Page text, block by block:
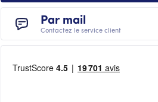
Par mail
Contactez le service client